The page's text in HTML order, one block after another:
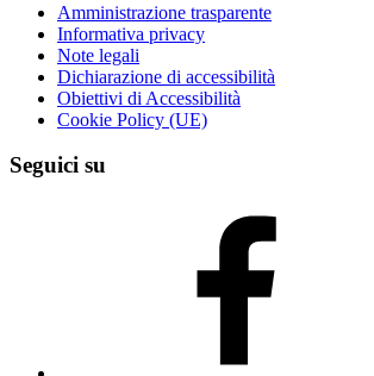
Amministrazione trasparente
Informativa privacy
Note legali
Dichiarazione di accessibilità
Obiettivi di Accessibilità
Cookie Policy (UE)
Seguici su